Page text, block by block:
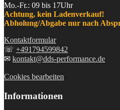
Mo.-Fr.: 09 bis 17Uhr
Achtung, kein Ladenverkauf!
Abholung/Abgabe nur nach
Kontaktformular
☏ +491794599842
✉ kontakt@dds-performance.de
Cookies bearbeiten
Informationen